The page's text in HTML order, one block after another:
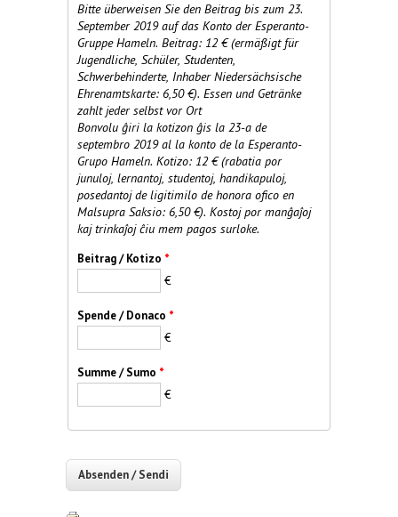
Bitte überweisen Sie den Beitrag bis zum 23.
September 2019 auf das Konto der Esperanto-
Gruppe Hameln. Beitrag: 12 € (ermäßigt für
Jugendliche, Schüler, Studenten,
Schwerbehinderte, Inhaber Niedersächsische
Ehrenamtskarte: 6,50 €). Essen und Getränke
zahlt jeder selbst vor Ort
Bonvolu ĝiri la kotizon ĝis la 23-a de
septembro 2019 al la konto de la Esperanto-
Grupo Hameln. Kotizo: 12 € (rabatia por
junuloj, lernantoj, studentoj, handikapuloj,
posedantoj de ligitimilo de honora ofico en
Malsupra Saksio: 6,50 €). Kostoj por manĝaĵoj
kaj trinkaĵoj ĉiu mem pagos surloke.
Beitrag / Kotizo *
€
Spende / Donaco *
€
Summe / Sumo *
€